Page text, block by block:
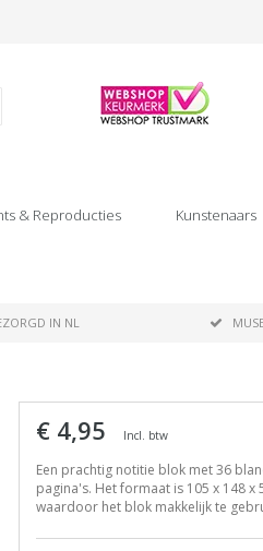
& Reproducties Kunstenaars
IN NL
€ 4,95 Incl. btw
Een prachtig notitie blok met 36
pagina's. Het formaat is 105 x 148 x
waardoor het blok makkelijk te